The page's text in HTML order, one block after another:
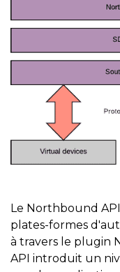
Le Northbound
plates-formes
à travers le plugin
API introduit un